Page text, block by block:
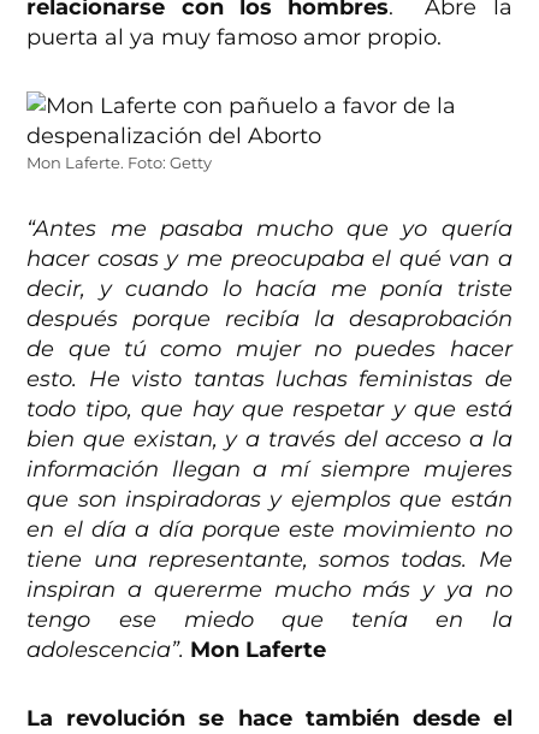
relacionarse con los hombres. Abre la
puerta al ya muy famoso amor propio.
Mon Laferte. Foto: Getty
“Antes me pasaba mucho que yo quería
hacer cosas y me preocupaba el qué van a
decir, y cuando lo hacía me ponía triste
después porque recibía la desaprobación
de que tú como mujer no puedes hacer
esto. He visto tantas luchas feministas de
todo tipo, que hay que respetar y que está
bien que existan, y a través del acceso a la
información llegan a mí siempre mujeres
que son inspiradoras y ejemplos que están
en el día a día porque este movimiento no
tiene una representante, somos todas. Me
inspiran a quererme mucho más y ya no
tengo ese miedo que tenía en la
adolescencia”. Mon Laferte
La revolución se hace también desde el